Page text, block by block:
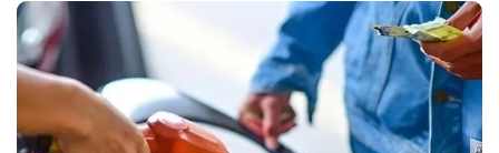
Hormuz hay không.